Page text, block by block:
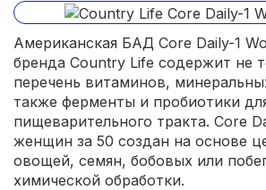
Американская БАД Core Daily-1
бренда Country Life содержит не
перечень витаминов,
также ферменты и пробиотики
пищеварительного тракта. Core
женщин за 50 создан на основе
овощей, семян, бобовых или
химической обработки.